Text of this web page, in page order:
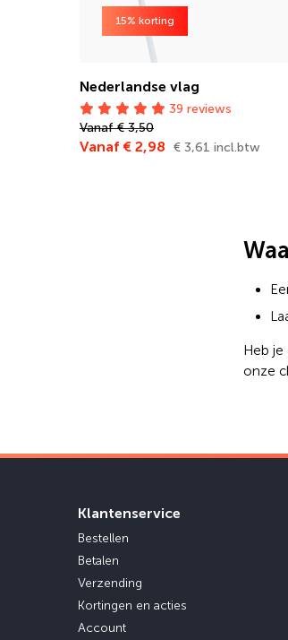
15% korting
Nederlandse vlag
39 reviews
Vanaf € 3,50
Vanaf € 2,98 € 3,61 incl.btw
Heb je
onze
Klantenservice
Bestellen
Betalen
Verzending
Kortingen en acties
Account